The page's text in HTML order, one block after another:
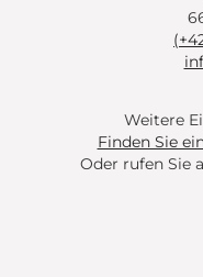
Weitere
Finden Sie
Oder rufen Sie